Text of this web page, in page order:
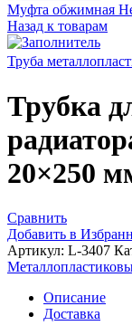
Муфта обжимная
Назад к товарам
Труба
Трубка
20×250
Сравнить
Добавить в
Артикул: L-3407
Описание
Доставка